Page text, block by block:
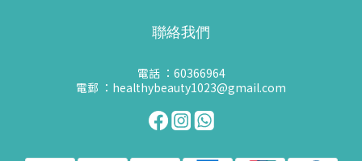
聯絡我們
電話 ：60366964
電郵 ：healthybeauty1023@gmail.com